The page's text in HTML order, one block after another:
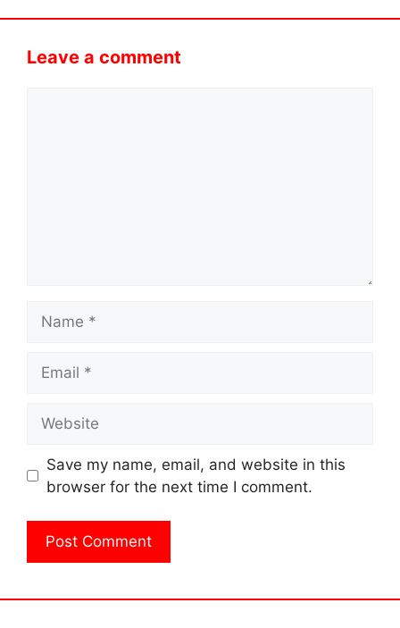
Leave a comment
Save my name, email, and website in this
browser for the next time I comment.